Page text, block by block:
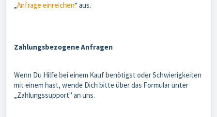
„Anfrage einreichen“ aus.
Zahlungsbezogene Anfragen
Wenn Du Hilfe bei einem Kauf benötigst oder Schwierigkeiten
mit einem hast, wende Dich bitte über das Formular unter
„Zahlungssupport" an uns.